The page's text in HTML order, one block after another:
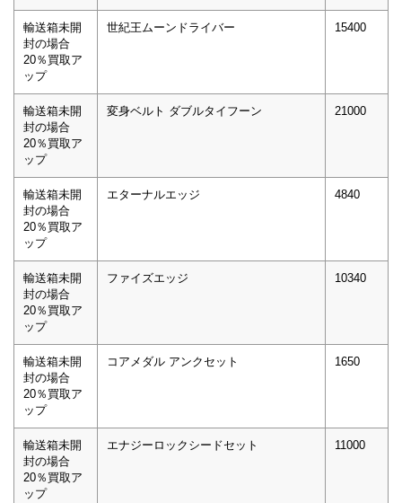
輸送箱未開
封の場合
20％買取ア
ップ
世紀王ムーンドライバー 15400
輸送箱未開
封の場合
20％買取ア
ップ
変身ベルト ダブルタイフーン 21000
輸送箱未開
封の場合
20％買取ア
ップ
エターナルエッジ 4840
輸送箱未開
封の場合
20％買取ア
ップ
ファイズエッジ 10340
輸送箱未開
封の場合
20％買取ア
ップ
コアメダル アンクセット 1650
輸送箱未開
封の場合
20％買取ア
ップ
エナジーロックシードセット 11000